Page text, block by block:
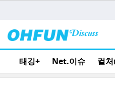
태깅+ Net.이슈 컬처